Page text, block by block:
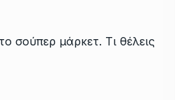
σούπερ μάρκετ. Τι θέλεις